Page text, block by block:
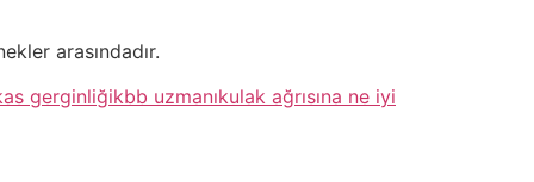
arasındadır.
gerginliğikbb uzmanıkulak ağrısına ne iyi